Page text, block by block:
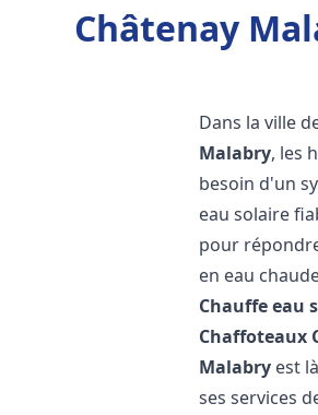
Châtenay
Dans la ville
Malabry, les
besoin d'un
eau solaire
pour
en eau
Chauffe eau
Chaffoteaux
Malabry est
ses services